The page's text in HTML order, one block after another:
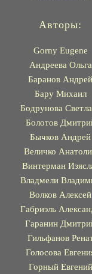
Авторы:
Gorny Eugene
Андреева Ольга
Баранов Андрей
Бару Михаил
Бодрунова
Болотов
Бычков Андрей
Величко
Винтерман
Владмели
Волков Алексей
Габриэль
Гаранин
Гильфанов
Голосова
Горный Евгений